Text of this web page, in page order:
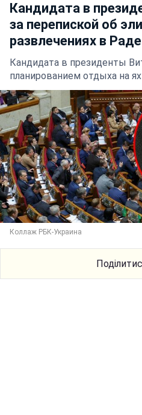
Кандидата в
за перепиской об
развлечениях в Раде
Кандидата в президенты
планированием отдыха на
Коллаж РБК-Украина